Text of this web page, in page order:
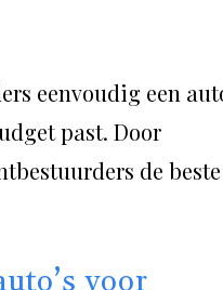
eenvoudig een
past. Door
de beste
voor